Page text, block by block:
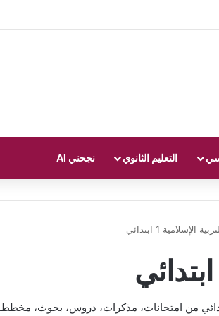
التعليم الثانوي نجحني AI
الإسلامية 1 ابتدائي
من امتحانات، مذكرات، دروس، بحوث،